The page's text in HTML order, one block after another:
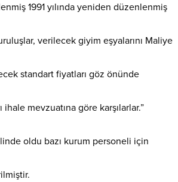
1991 yılında yeniden düzenlenmiş
verilecek giyim eşyalarını Maliye
standart fiyatları göz önünde
mevzuatına göre karşılarlar.”
oldu bazı kurum personeli için